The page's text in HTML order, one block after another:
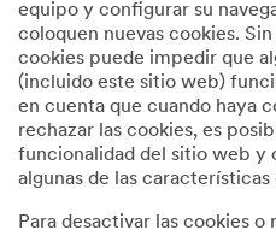
equipo y configurar su
coloquen nuevas cookies.
cookies puede impedir que
(incluido este sitio web)
en cuenta que cuando haya
rechazar las cookies, es
funcionalidad del sitio web y
algunas de las características
Para desactivar las cookies